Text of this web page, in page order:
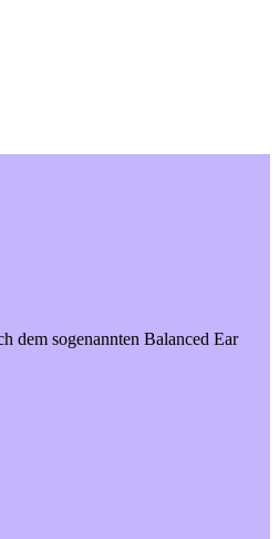
dem sogenannten Balanced Ear